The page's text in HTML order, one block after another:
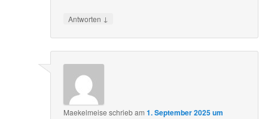
Antworten ↓
Maekelmeise schriebam1. September 2025 um